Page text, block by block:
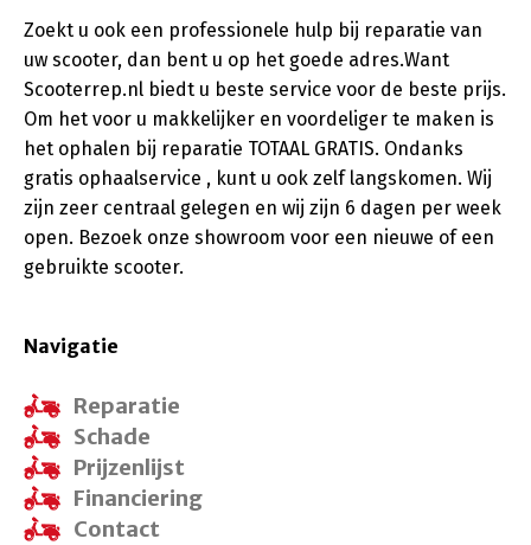
Zoekt u ook een professionele hulp bij reparatie van
uw scooter, dan bent u op het goede adres.Want
Scooterrep.nl biedt u beste service voor de beste prijs.
Om het voor u makkelijker en voordeliger te maken is
het ophalen bij reparatie TOTAAL GRATIS. Ondanks
gratis ophaalservice , kunt u ook zelf langskomen. Wij
zijn zeer centraal gelegen en wij zijn 6 dagen per week
open. Bezoek onze showroom voor een nieuwe of een
gebruikte scooter.
Navigatie
Reparatie
Schade
Prijzenlijst
Financiering
Contact